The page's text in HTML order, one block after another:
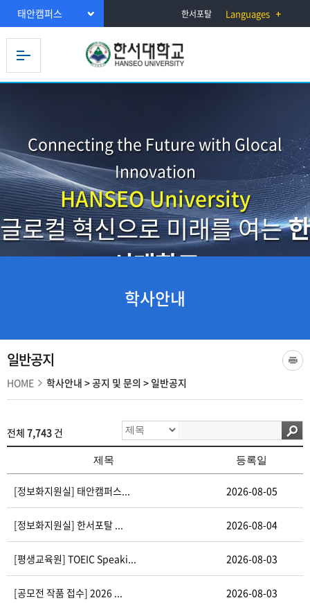
태안캠퍼스 한서포탈 Languages
Connecting the Future with Glocal
Innovation
HANSEO University
글로컬 혁신으로 미래를 여는한
서대학교
학사안내
일반공지
HOME 학사안내 >공지 및 문의 > 일반공지
전체 7,743 건
제목 등록일
[정보화지원실] 태안캠퍼스... 2026-08-05
[정보화지원실] 한서포탈 ... 2026-08-04
[평생교육원] TOEIC Speaki... 2026-08-03
[공모전 작품 접수] 2026 ... 2026-08-03